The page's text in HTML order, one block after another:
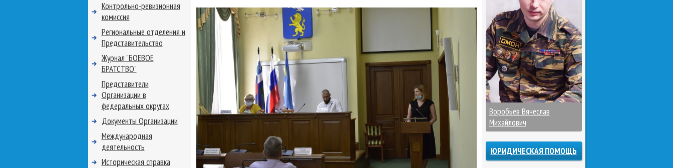
Контрольно-ревизионная
комиссия
Региональные отделения и
Представительство
Журнал "БОЕВОЕ
БРАТСТВО"
Представители
Организации в
федеральных округах
Документы Организации
Международная
деятельность
Историческая справка
Воробьев Вячеслав
Михайлович
ЮРИДИЧЕСКАЯ ПОМОЩЬ